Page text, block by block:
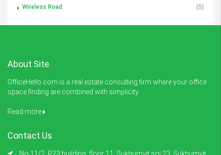
Wireless Road
(5)
About Site
OfficeHello.com is a real estate consulting firm where your office
space finding are combined with simplicity.
Read more
Contact Us
No.11/2, P23 building, floor 11, Sukhumvit soi 23 ,Sukhumvit